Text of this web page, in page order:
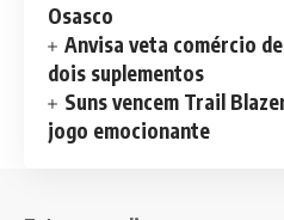
Osasco
Anvisa veta comércio
dois suplementos
Suns vencem Trail
jogo emocionante